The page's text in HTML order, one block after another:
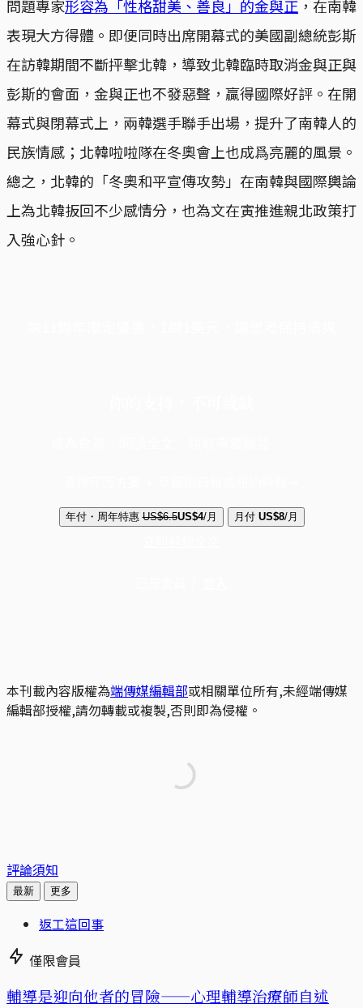
問題專家形容為「性格甜美、善良」的金與正 ，在南韓
表現大方得體。即便同時出席開幕式的美國副總統彭斯
在訪韓期間不斷抨擊北韓，導致北韓臨時取消金與正與
彭斯的會面，金與正也不發惡聲，贏得國際好評。在開
幕式與閉幕式上，兩韓選手聯手出場，提升了南韓人的
民族情感；北韓啦啦隊在冬奧會上也成爲亮麗的風景。
總之，北韓的「冬奧和平宣傳攻勢」在南韓與國際輿論
上為北韓扳回不少感情分，也為文在寅推進親北政策打
入強心針。
年付・周年特惠 US$6.5US$4/月 月付 US$8/月
本刊載內容版權為端傳媒編輯部或相關單位所有,未經端傳媒
編輯部授權,請勿轉載或複製,否則即為侵權。
評論須知
最新 更多
返工這回事
僅限會員
輔導是迎向他者的冒險——心理輔導治療師自述